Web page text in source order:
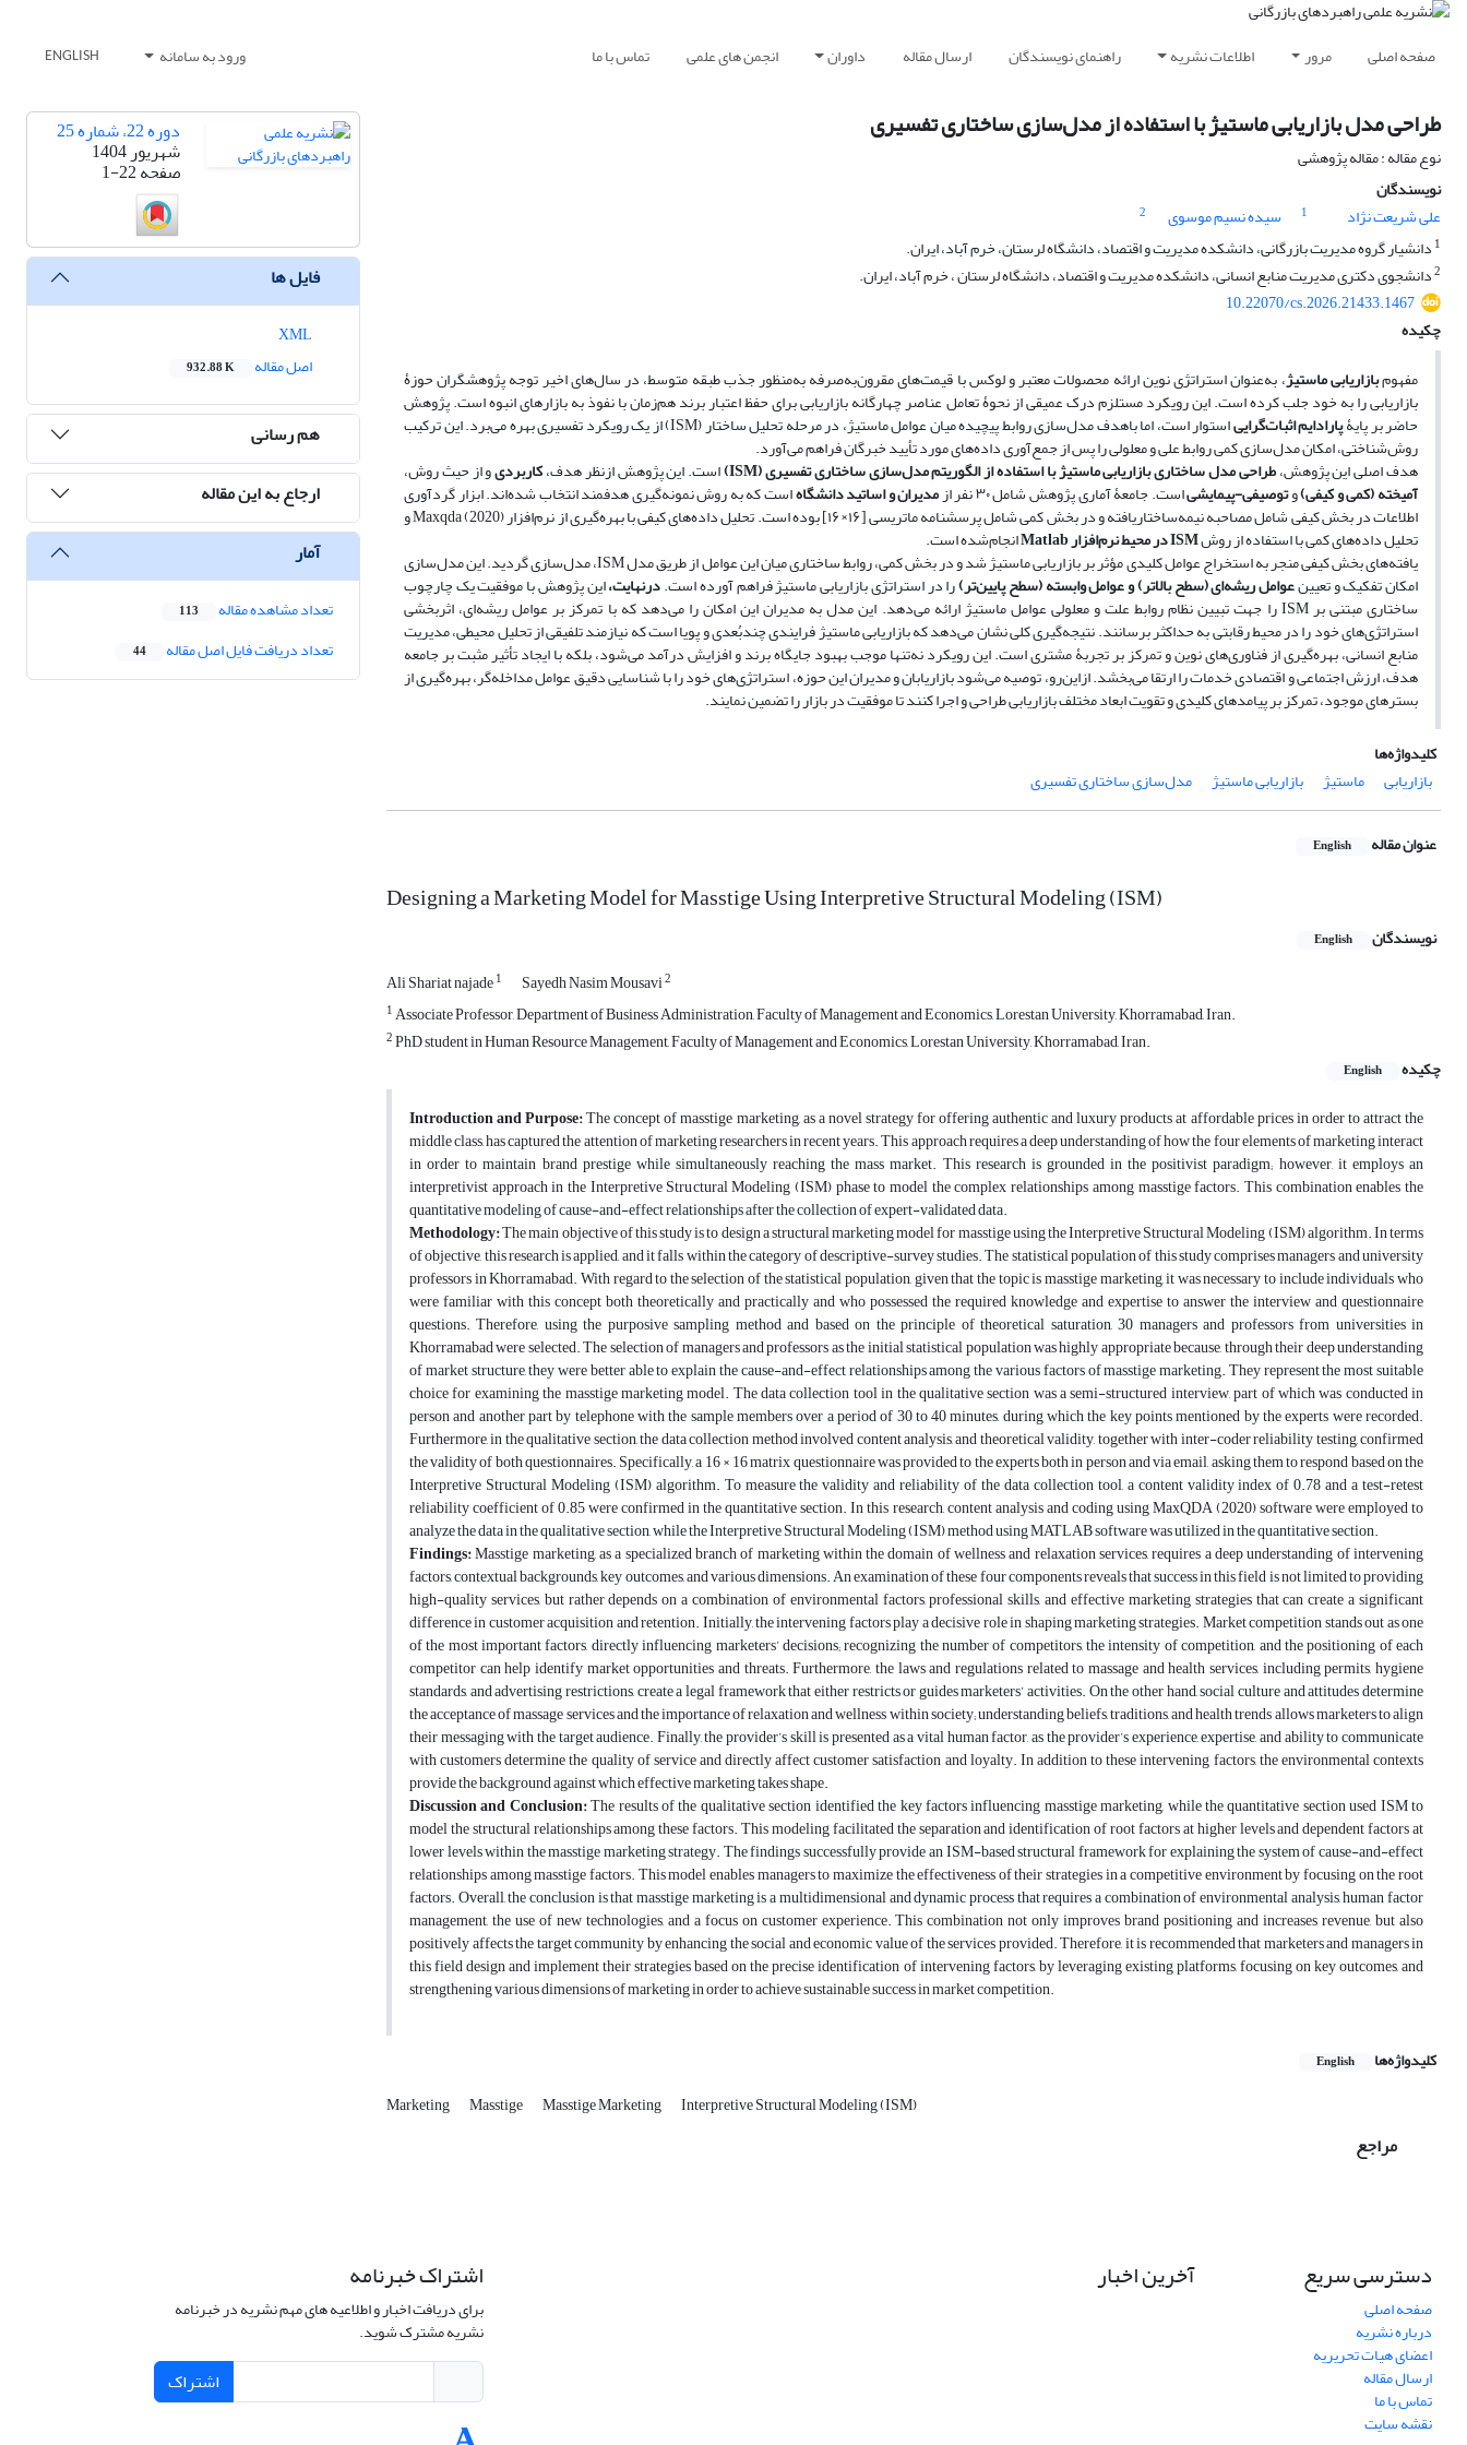
صفحه اصلی مرور اطلاعات نشریه راهنمای نویسندگان ارسال مقاله داوران انجمن های علمی تماس با ما ورود به سامانه ENGLISH
طراحی مدل بازاریابی ماستیژ با استفاده از مدل‌سازی ساختاری تفسیری
نوع مقاله : مقاله پژوهشی
نویسندگان
علی شریعت نژاد
1 سیده نسیم موسوی
2
1 دانشیار گروه مدیریت بازرگانی، دانشکده مدیریت و اقتصاد، دانشگاه لرستان، خرم آباد، ایران.
2دانشجوی دکتری مدیریت منابع انسانی، دانشکده مدیریت و اقتصاد، دانشگاه لرستان ، خرم آباد، ایران.
10.22070/cs.2026.21433.1467
چکیده
مفهومبازاریابی ماستیژ، به‌‌‌‌‌‌‌‌‌‌‌‌عنوان استراتژی نوین ارائه محصولات معتبر و لوکس با قیمت‌های مقرون‌به‌صرفه به‌منظور جذب طبقه متوسط، در سال‌های اخیر توجه پژوهشگران حوزۀ
بازاریابی را به خود جلب کرده است. این رویکرد مستلزم درک عمیقی از نحوۀ تعامل عناصر چهارگانه بازاریابی برای حفظ اعتبار برند هم‌زمان با نفوذ به بازارهای انبوه است. پژوهش
حاضر بر پایۀپارادایماثبات‌گراییاستوار است، اما باهدف مدل‌سازی روابط پیچیده میان عوامل ماستیژ، در مرحله تحلیل ساختار (ISM) از یک رویکرد تفسیری بهره می‌برد. این ترکیب
روش‌شناختی، امکان مدل‌سازی کمی روابط علی و معلولی را پس از جمع‌آوری داده‌های مورد تأیید خبرگان فراهم می‌آورد.
هدف اصلی این پژوهش،طراحی مدل ساختاری بازاریابی ماستیژ با استفاده از الگوریتم مدل‌سازی ساختاریتفسیری (ISM
)است. این پژوهش ازنظر هدف،کاربردیو از حیث روش،
آمیخته (کمی و کیفی)وتوصیفی-پیمایشیاست. جامعۀ آماری پژوهش شامل ۳۰ نفر از مدیران و اساتید دانشگاه‌است که به روش نمونه‌گیری هدفمند انتخاب شده‌اند. ابزار گردآوری
اطلاعات در بخش کیفی شامل مصاحبه نیمه‌ساختاریافته و در بخش کمی شامل پرسشنامه ماتریسی [۱۶×۱۶] بوده است. تحلیل داده‌های کیفی با بهره‌گیری از نرم‌افزار Maxqda (2020)و
تحلیل داده‌های کمی با استفاده از روشISMدر محیط نرم‌افزارMatlabانجام‌شده است.
یافته‌های بخش کیفی منجر به استخراج عوامل کلیدی مؤثر بر بازاریابی ماستیژ شد و در بخش کمی، روابط ساختاری میان این عوامل از طریق مدلISM، مدل‌سازی گردید. این مدل‌سازی
امکان تفکیک و تعیینعوامل ریشه‌ای (سطح بالاتر)وعوامل وابسته(سطح پایین‌تر)را در استراتژی بازاریابی ماستیژ فراهم آورده است.درنهایت،این پژوهش با موفقیت یک چارچوب
ساختاری مبتنی برISMرا جهت تبیین نظام روابط علت و معلولی عوامل ماستیژ ارائه می‌دهد. این مدل به مدیران این امکان را می‌دهد که با تمرکز بر عوامل ریشه‌ای، اثربخشی
استراتژی‌های خود را در محیط رقابتی به حداکثر برسانند. نتیجه‌گیری کلی نشان می‌دهد که بازاریابی ماستیژ فرایندی چندبُعدی و پویا است که نیازمند تلفیقی از تحلیل محیطی، مدیریت
منابع انسانی، بهره‌گیری از فناوری‌های نوین و تمرکز بر تجربۀ مشتری است. این رویکرد نه‌تنها موجب بهبود جایگاه برند و افزایش درآمد می‌شود، بلکه با ایجاد تأثیر مثبت بر جامعه
هدف، ارزش اجتماعی و اقتصادی خدمات را ارتقا می‌بخشد. ازاین‌رو، توصیه می‌شود بازاریابان و مدیران این حوزه، استراتژی‌های خود را با شناسایی دقیق عوامل مداخله‌گر، بهره‌گیری از
بسترهای موجود، تمرکز بر پیامدهای کلیدی و تقویت ابعاد مختلف بازاریابی طراحی و اجرا کنند تا موفقیت در بازار را تضمین نمایند.
کلیدواژه‌ها
بازاریابی
ماستیژ بازاریابی ماستیژ مدل‌سازی ساختاری تفسیری
عنوان مقاله English
Designing a Marketing Model for Masstige Using Interpretive Structural Modeling (ISM)
نویسندگان English
Ali Shariat najade1 Sayedh Nasim Mousavi2
1Associate Professor, Department of Business Administration, Faculty of Management and Economics, Lorestan University, Khorramabad, Iran.
2PhD student in Human Resource Management, Faculty of Management and Economics, Lorestan University, Khorramabad, Iran.
چکیده
English
Introduction and Purpose:The concept of masstige marketing, as a novel strategy for offering authentic and luxury products at affordable prices in order to attract the
middle class, has captured the attention of marketing researchers in recent years. This approach requires a deep understanding of how the four elements of marketing interact
in order to maintain brand prestige while simultaneously reaching the mass market. This research is grounded in the positivist paradigm; however, it employs an
interpretivist approach in the Interpretive Structural Modeling (ISM) phase to model the complex relationships among masstige factors. This combination enables the
quantitative modeling of cause-and-effect relationships after the collection of expert-validated data.
Methodology:The main objective of this study is to design a structural marketing model for masstige using the Interpretive Structural Modeling (ISM) algorithm. In terms
of objective, this research is applied, and it falls within the category of descriptive-survey studies. The statistical population of this study comprises managers and university
professors in Khorramabad. With regard to the selection of the statistical population, given that the topic is masstige marketing, it was necessary to include individuals who
were familiar with this concept both theoretically and practically and who possessed the required knowledge and expertise to answer the interview and questionnaire
questions. Therefore, using the purposive sampling method and based on the principle of theoretical saturation, 30 managers and professors from universities in
Khorramabad were selected. The selection of managers and professors as the initial statistical population was highly appropriate because, through their deep understanding
of market structure, they were better able to explain the cause-and-effect relationships among the various factors of masstige marketing. They represent the most suitable
choice for examining the masstige marketing model. The data collection tool in the qualitative section was a semi-structured interview, part of which was conducted in
person and another part by telephone with the sample members over a period of 30 to 40 minutes, during which the key points mentioned by the experts were recorded.
Furthermore, in the qualitative section, the data collection method involved content analysis, and theoretical validity, together with inter-coder reliability testing, confirmed
the validity of both questionnaires. Specifically, a 16 × 16 matrix questionnaire was provided to the experts both in person and via email, asking them to respond based on the
Interpretive Structural Modeling (ISM) algorithm. To measure the validity and reliability of the data collection tool, a content validity index of 0.78 and a test-retest
reliability coefficient of 0.85 were confirmed in the quantitative section. In this research, content analysis and coding using MaxQDA (2020) software were employed to
analyze the data in the qualitative section, while the Interpretive Structural Modeling (ISM) method using MATLAB software was utilized in the quantitative section.
Findings:Masstige marketing, as a specialized branch of marketing within the domain of wellness and relaxation services, requires a deep understanding of intervening
factors, contextual backgrounds, key outcomes, and various dimensions. An examination of these four components reveals that success in this field is not limited to providing
high-quality services, but rather depends on a combination of environmental factors, professional skills, and effective marketing strategies that can create a significant
difference in customer acquisition and retention. Initially, the intervening factors play a decisive role in shaping marketing strategies. Market competition stands out as one
of the most important factors, directly influencing marketers’ decisions; recognizing the number of competitors, the intensity of competition, and the positioning of each
competitor can help identify market opportunities and threats. Furthermore, the laws and regulations related to massage and health services, including permits, hygiene
standards, and advertising restrictions, create a legal framework that either restricts or guides marketers’ activities. On the other hand, social culture and attitudes determine
the acceptance of massage services and the importance of relaxation and wellness within society; understanding beliefs, traditions, and health trends allows marketers to align
their messaging with the target audience. Finally, the provider’s skill is presented as a vital human factor, as the provider’s experience, expertise, and ability to communicate
with customers determine the quality of service and directly affect customer satisfaction and loyalty. In addition to these intervening factors, the environmental contexts
provide the background against which effective marketing takes shape.
Discussion and Conclusion:The results of the qualitative section identified the key factors influencing masstige marketing, while the quantitative section used ISM to
model the structural relationships among these factors. This modeling facilitated the separation and identification of root factors at higher levels and dependent factors at
lower levels within the masstige marketing strategy. The findings successfully provide an ISM-based structural framework for explaining the system of cause-and-effect
relationships among masstige factors. This model enables managers to maximize the effectiveness of their strategies in a competitive environment by focusing on the root
factors. Overall, the conclusion is that masstige marketing is a multidimensional and dynamic process that requires a combination of environmental analysis, human factor
management, the use of new technologies, and a focus on customer experience. This combination not only improves brand positioning and increases revenue, but also
positively affects the target community by enhancing the social and economic value of the services provided. Therefore, it is recommended that marketers and managers in
this field design and implement their strategies based on the precise identification of intervening factors, by leveraging existing platforms, focusing on key outcomes, and
strengthening various dimensions of marketing in order to achieve sustainable success in market competition.
کلیدواژه‌ها English
Marketing Masstige Masstige Marketing Interpretive Structural Modeling (ISM)
مراجع
دوره 22، شماره 25
شهریور 1404
صفحه1-22
فایل ها
اصل مقاله
932.88 K
هم رسانی
ارجاع به این مقاله
آمار
تعداد مشاهده مقاله 113
تعداد دریافت فایل اصل مقاله 44
دسترسی سریع
صفحه اصلی
درباره نشریه
اعضای هیات تحریریه
ارسال مقاله
تماس با ما
نقشه سایت
آخرین اخبار اشتراک خبرنامه
برای دریافت اخبار و اطلاعیه های مهم نشریه در خبرنامه
نشریه مشترک شوید.
اشتراک